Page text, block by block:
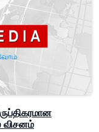
விசனம்